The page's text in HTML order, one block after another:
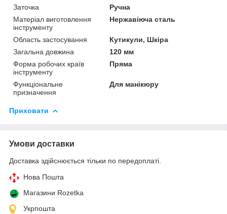
Заточка
Ручна
Матеріал виготовлення
інструменту
Нержавіюча сталь
Область застосування
Кутикули, Шкіра
Загальна довжина
120 мм
Форма робочих країв
інструменту
Пряма
Функціональне
призначення
Для манікюру
Приховати
Умови доставки
Доставка здійснюється тільки по передоплаті.
Нова Пошта
Магазини Rozetka
Укрпошта